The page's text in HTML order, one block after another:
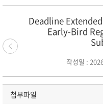
Deadline
Early-Bird
작성일 :
첨부파일